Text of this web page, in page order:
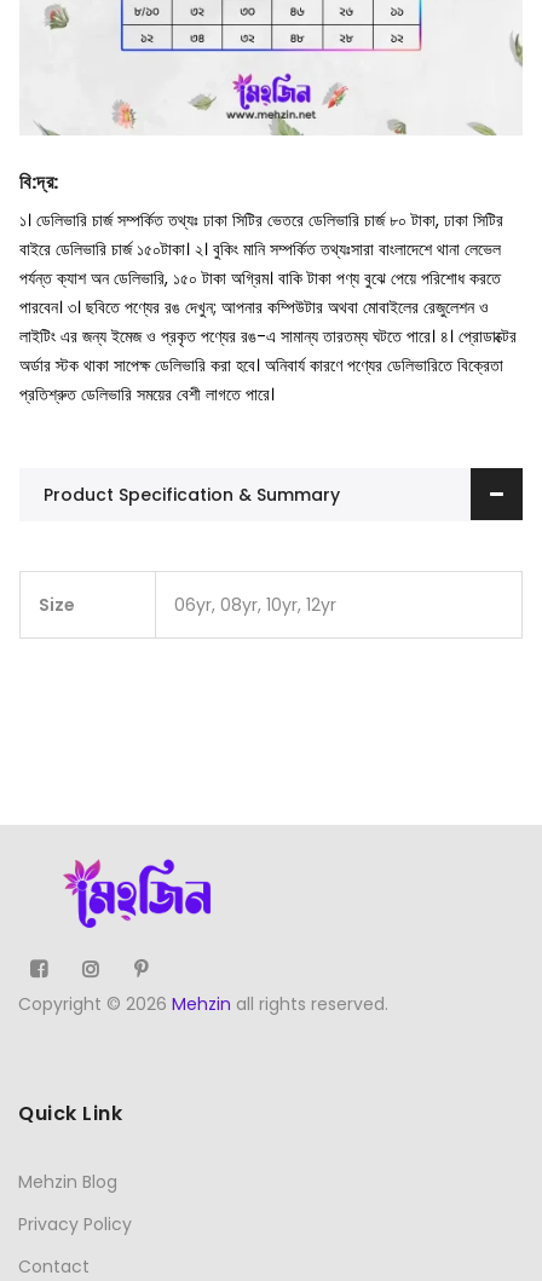
বি:দ্র:
১। ডেলিভারি চার্জ সম্পর্কিত তথ্যঃ ঢাকা সিটির ভেতরে ডেলিভারি চার্জ ৮০ টাকা, ঢাকা সিটির
বাইরে ডেলিভারি চার্জ ১৫০টাকা। ২। বুকিং মানি সম্পর্কিত তথ্যঃসারা বাংলাদেশে থানা লেভেল
পর্যন্ত ক্যাশ অন ডেলিভারি, ১৫০ টাকা অগ্রিম। বাকি টাকা পণ্য বুঝে পেয়ে পরিশোধ করতে
পারবেন। ৩। ছবিতে পণ্যের রঙ দেখুন; আপনার কম্পিউটার অথবা মোবাইলের রেজুলেশন ও
লাইটিং এর জন্য ইমেজ ও প্রকৃত পণ্যের রঙ-এ সামান্য তারতম্য ঘটতে পারে। ৪। প্রোডাক্টের
অর্ডার স্টক থাকা সাপেক্ষ ডেলিভারি করা হবে। অনিবার্য কারণে পণ্যের ডেলিভারিতে বিক্রেতা
প্রতিশ্রুত ডেলিভারি সময়ের বেশী লাগতে পারে।
Product Specification & Summary
Size 06yr, 08yr, 10yr, 12yr
Copyright © 2026 Mehzin all rights reserved.
Quick Link
Mehzin Blog
Privacy Policy
Contact